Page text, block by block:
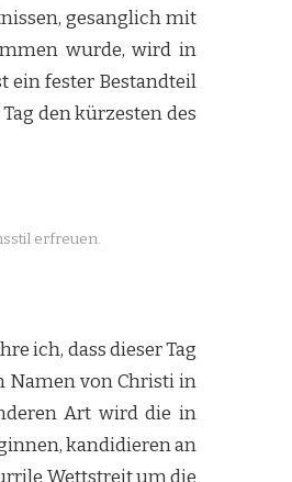
gesanglich mit
wurde, wird in
ein fester Bestandteil
den kürzesten des
erfreuen.
ich, dass dieser Tag
Namen von Christi in
Art wird die in
kandidieren an
Wettstreit um die